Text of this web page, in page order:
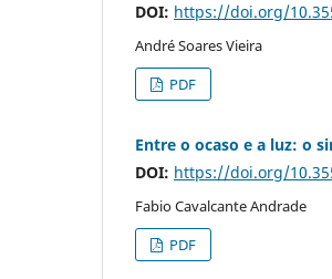
DOI: https://doi.org/
André Soares Vieira
PDF
Entre o ocaso e a luz: o
DOI: https://doi.org/
Fabio Cavalcante Andrade
PDF